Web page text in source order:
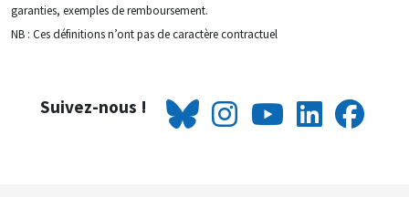
garanties, exemples de remboursement.
NB : Ces définitions n’ont pas de caractère contractuel
Suivez-nous !